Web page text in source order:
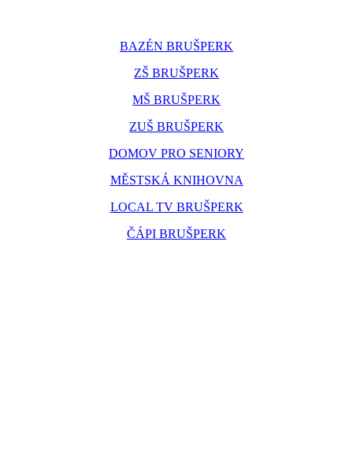
BAZÉN BRUŠPERK
ZŠ BRUŠPERK
MŠ BRUŠPERK
ZUŠ BRUŠPERK
DOMOV PRO SENIORY
MĚSTSKÁ KNIHOVNA
LOCAL TV BRUŠPERK
ČÁPI BRUŠPERK